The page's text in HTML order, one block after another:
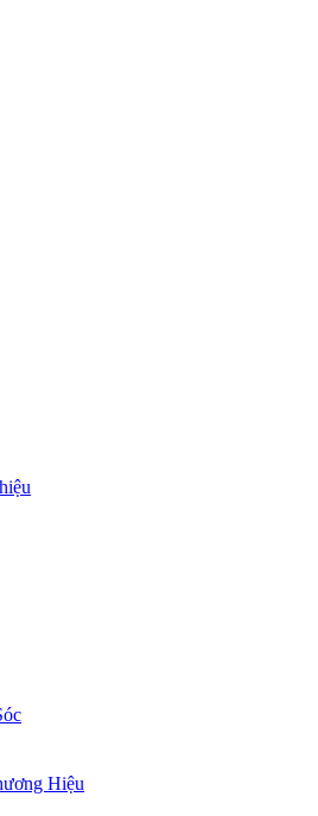
Hiệu